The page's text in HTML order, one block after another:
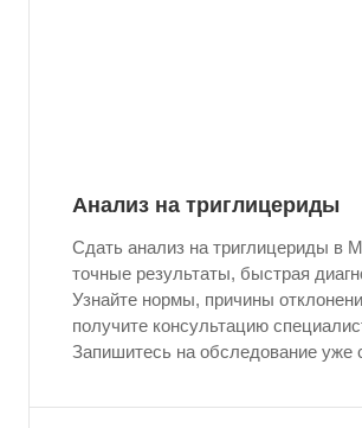
Анализ на триглицериды
Сдать анализ на триглицериды в
точные результаты, быстрая
Узнайте нормы, причины
получите консультацию
Запишитесь на обследование уже